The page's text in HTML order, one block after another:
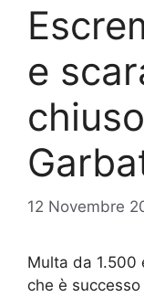
e
12 Novembre
Multa da 1.500
che è